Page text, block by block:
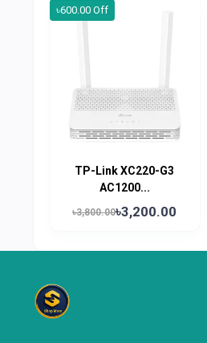
৳600.00 Off
TP-Link XC220-G3
AC1200...
৳3,800.00৳3,200.00